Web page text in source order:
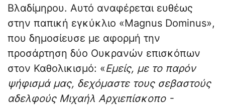
Βλαδίμηρου. Αυτό αναφέρεται ευθέως
στην παπική εγκύκλιο «Magnus Dominus»,
που δημοσίευσε με αφορμή την
προσάρτηση δύο Ουκρανών επισκόπων
στον Καθολικισμό: «Εμείς, με το παρόν
ψήφισμά μας, δεχόμαστε τους σεβαστούς
αδελφούς Μιχαήλ Αρχιεπίσκοπο -